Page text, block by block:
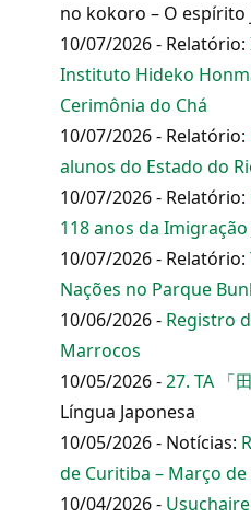
no kokoro – O espírito
10/07/2026 - Relatório:
Instituto Hideko
Cerimônia do Chá
10/07/2026 - Relatório:
alunos do Estado do
10/07/2026 - Relatório:
118 anos da Imigração
10/07/2026 - Relatório:
Nações no Parque
10/06/2026 - Registro
Marrocos
10/05/2026 -27. TA 「田
Língua Japonesa
10/05/2026 - Notícias:
de Curitiba – Março de
10/04/2026 -